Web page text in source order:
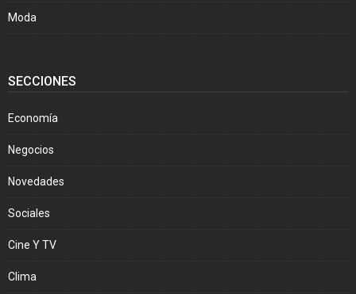
Moda
SECCIONES
Economía
Negocios
Novedades
Sociales
Cine Y TV
Clima